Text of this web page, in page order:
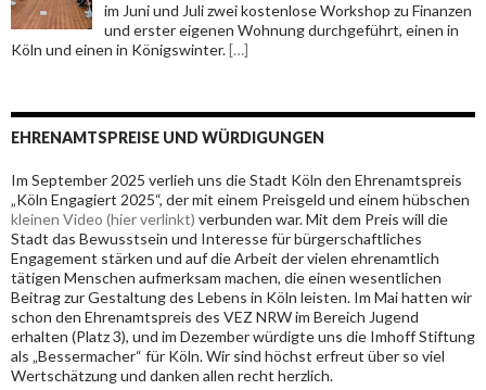
im Juni und Juli zwei kostenlose Workshop zu Finanzen
und erster eigenen Wohnung durchgeführt, einen in
Köln und einen in Königswinter. […]
EHRENAMTSPREISE UND WÜRDIGUNGEN
Im September 2025 verlieh uns die Stadt Köln den Ehrenamtspreis
„Köln Engagiert 2025“, der mit einem Preisgeld und einem hübschen
kleinen Video (hier verlinkt) verbunden war. Mit dem Preis will die
Stadt das Bewusstsein und Interesse für bürgerschaftliches
Engagement stärken und auf die Arbeit der vielen ehrenamtlich
tätigen Menschen aufmerksam machen, die einen wesentlichen
Beitrag zur Gestaltung des Lebens in Köln leisten. Im Mai hatten wir
schon den Ehrenamtspreis des VEZ NRW im Bereich Jugend
erhalten (Platz 3), und im Dezember würdigte uns die Imhoff Stiftung
als „Bessermacher“ für Köln. Wir sind höchst erfreut über so viel
Wertschätzung und danken allen recht herzlich.